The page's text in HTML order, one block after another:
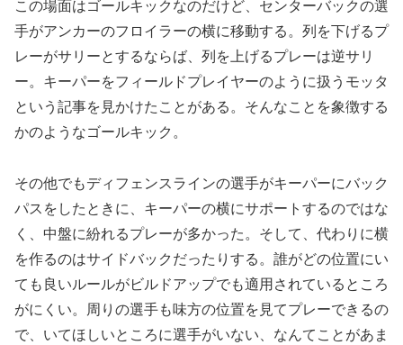
この場面はゴールキックなのだけど、センターバックの選
手がアンカーのフロイラーの横に移動する。列を下げるプ
レーがサリーとするならば、列を上げるプレーは逆サリ
ー。キーパーをフィールドプレイヤーのように扱うモッタ
という記事を見かけたことがある。そんなことを象徴する
かのようなゴールキック。
その他でもディフェンスラインの選手がキーパーにバック
パスをしたときに、キーパーの横にサポートするのではな
く、中盤に紛れるプレーが多かった。そして、代わりに横
を作るのはサイドバックだったりする。誰がどの位置にい
ても良いルールがビルドアップでも適用されているところ
がにくい。周りの選手も味方の位置を見てプレーできるの
で、いてほしいところに選手がいない、なんてことがあま